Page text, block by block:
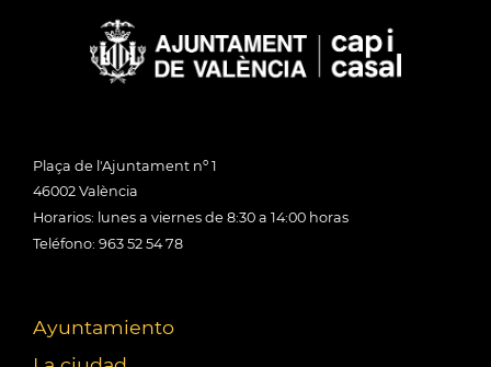
Plaça de l'Ajuntament nº 1
46002 València
Horarios: lunes a viernes de 8:30 a 14:00 horas
Teléfono: 963 52 54 78
Ayuntamiento